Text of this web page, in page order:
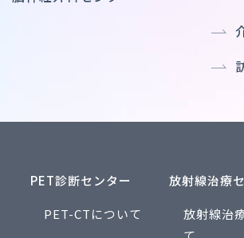
PET診断センター
PET-CTについて
放射線治療
放射線治